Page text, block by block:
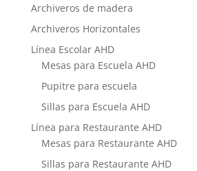
Archiveros de madera
Archiveros Horizontales
Línea Escolar AHD
Mesas para Escuela AHD
Pupitre para escuela
Sillas para Escuela AHD
Línea para Restaurante AHD
Mesas para Restaurante AHD
Sillas para Restaurante AHD